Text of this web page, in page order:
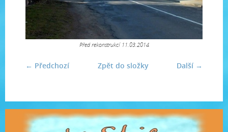
Před rekonstrukcí 11.03.2014
← Předchozí Další →
Zpět do složky